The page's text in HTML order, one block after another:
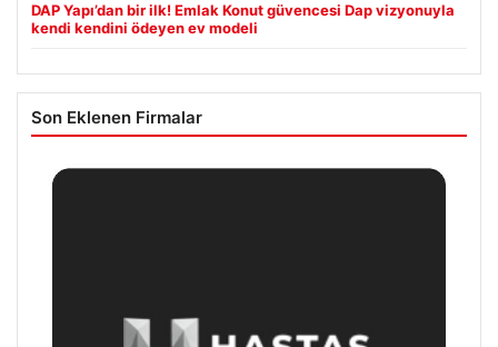
DAP Yapı’dan bir ilk! Emlak Konut güvencesi Dap vizyonuyla
kendi kendini ödeyen ev modeli
Son Eklenen Firmalar